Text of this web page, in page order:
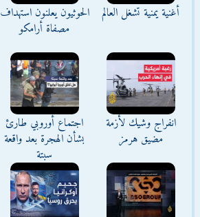
أغنية يمنية تشغل العالم
الحوثيون يعلنون استهداف
مصفاة أرامكو
انفراج وشيك لأزمة
مضيق هرمز
اجتماع أوروبي طارئ
بشأن الهجرة بعد واقعة
سبتة